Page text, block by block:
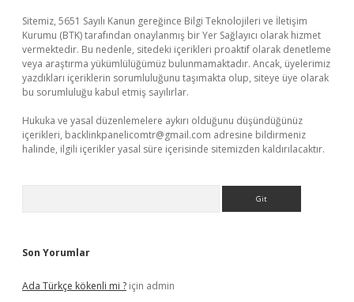
Sitemiz, 5651 Sayılı Kanun gereğince Bilgi Teknolojileri ve İletişim
Kurumu (BTK) tarafından onaylanmış bir Yer Sağlayıcı olarak hizmet
vermektedir. Bu nedenle, sitedeki içerikleri proaktif olarak denetleme
veya araştırma yükümlülüğümüz bulunmamaktadır. Ancak, üyelerimiz
yazdıkları içeriklerin sorumluluğunu taşımakta olup, siteye üye olarak
bu sorumluluğu kabul etmiş sayılırlar.
Hukuka ve yasal düzenlemelere aykırı olduğunu düşündüğünüz
içerikleri, backlinkpanelicomtr@gmail.com adresine bildirmeniz
halinde, ilgili içerikler yasal süre içerisinde sitemizden kaldırılacaktır.
Son Yorumlar
Ada Türkçe kökenli mi ? için admin